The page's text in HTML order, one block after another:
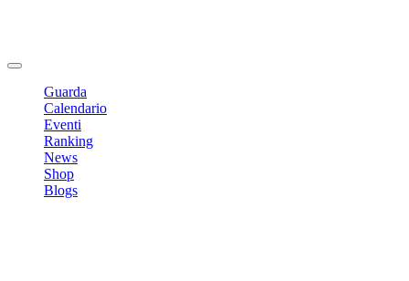
Guarda
Calendario
Eventi
Ranking
News
Shop
Blogs